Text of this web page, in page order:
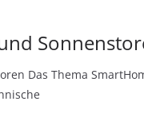
Das Thema